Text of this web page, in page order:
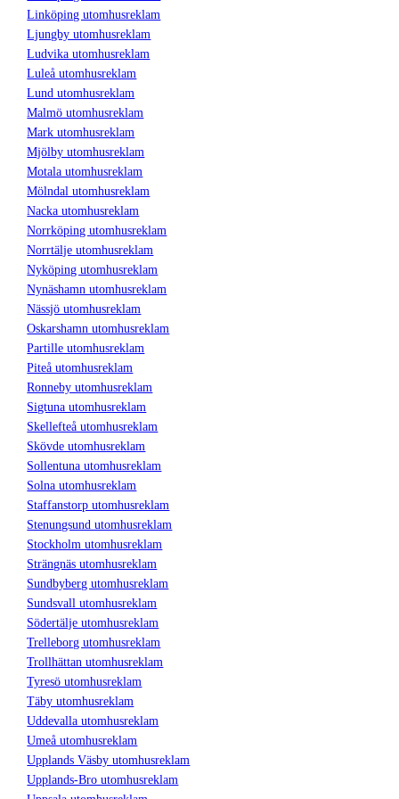
Linköping utomhusreklam
Ljungby utomhusreklam
Ludvika utomhusreklam
Luleå utomhusreklam
Lund utomhusreklam
Malmö utomhusreklam
Mark utomhusreklam
Mjölby utomhusreklam
Motala utomhusreklam
Mölndal utomhusreklam
Nacka utomhusreklam
Norrköping utomhusreklam
Norrtälje utomhusreklam
Nyköping utomhusreklam
Nynäshamn utomhusreklam
Nässjö utomhusreklam
Oskarshamn utomhusreklam
Partille utomhusreklam
Piteå utomhusreklam
Ronneby utomhusreklam
Sigtuna utomhusreklam
Skellefteå utomhusreklam
Skövde utomhusreklam
Sollentuna utomhusreklam
Solna utomhusreklam
Staffanstorp utomhusreklam
Stenungsund utomhusreklam
Stockholm utomhusreklam
Strängnäs utomhusreklam
Sundbyberg utomhusreklam
Sundsvall utomhusreklam
Södertälje utomhusreklam
Trelleborg utomhusreklam
Trollhättan utomhusreklam
Tyresö utomhusreklam
Täby utomhusreklam
Uddevalla utomhusreklam
Umeå utomhusreklam
Upplands Väsby utomhusreklam
Upplands-Bro utomhusreklam